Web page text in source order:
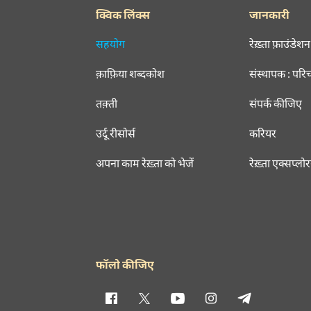
कट गया उस तरह सफ़र तन्हा
SHOW